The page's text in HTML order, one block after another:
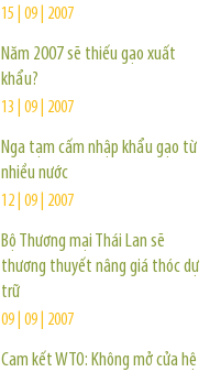
15 | 09 | 2007
Năm 2007 sẽ thiếu gạo xuất
khẩu?
13 | 09 | 2007
Nga tạm cấm nhập khẩu gạo từ
nhiều nước
12 | 09 | 2007
Bộ Thương mại Thái Lan sẽ
thương thuyết nâng giá thóc dự
trữ
09 | 09 | 2007
Cam kết WTO: Không mở cửa hệ